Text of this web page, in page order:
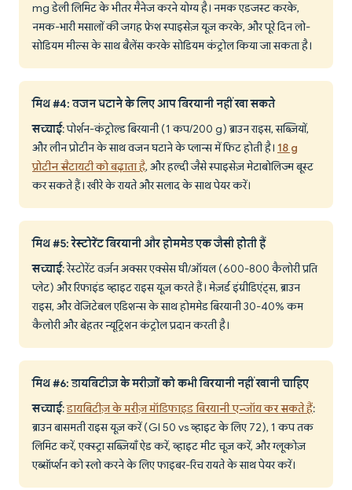
mg डेली लिमिट के भीतर मैनेज करने योग्य है। नमक एडजस्ट करके,
नमक-भारी मसालों की जगह फ्रेश स्पाइसेज़ यूज़ करके, और पूरे दिन लो-
सोडियम मील्स के साथ बैलेंस करके सोडियम कंट्रोल किया जा सकता है।
मिथ #4: वजन घटाने के लिए आप बिरयानी नहीं खा सकते
सच्चाई: पोर्शन-कंट्रोल्ड बिरयानी (1 कप/200 g) ब्राउन राइस, सब्ज़ियों,
और लीन प्रोटीन के साथ वजन घटाने के प्लान्स में फिट होती है। 18 g
प्रोटीन सैटायटी को बढ़ाता है, और हल्दी जैसे स्पाइसेज़ मेटाबोलिज्म बूस्ट
कर सकते हैं। खीरे के रायते और सलाद के साथ पेयर करें।
मिथ #5: रेस्टोरेंट बिरयानी और होममेड एक जैसी होती हैं
सच्चाई: रेस्टोरेंट वर्ज़न अक्सर एक्सेस घी/ऑयल (600-800 कैलोरी प्रति
प्लेट) और रिफाइंड व्हाइट राइस यूज़ करते हैं। मेज़र्ड इंग्रीडिएंट्स, ब्राउन
राइस, और वेजिटेबल एडिशन्स के साथ होममेड बिरयानी 30-40% कम
कैलोरी और बेहतर न्यूट्रिशन कंट्रोल प्रदान करती है।
मिथ #6: डायबिटीज़ के मरीज़ों को कभी बिरयानी नहीं खानी चाहिए
सच्चाई:डायबिटीज़ के मरीज़ मॉडिफाइड बिरयानी एन्जॉय कर सकते हैं:
ब्राउन बासमती राइस यूज़ करें (GI 50 vs व्हाइट के लिए 72), 1 कप तक
लिमिट करें, एक्स्ट्रा सब्ज़ियाँ ऐड करें, व्हाइट मीट चूज़ करें, और ग्लूकोज़
एब्सॉर्प्शन को स्लो करने के लिए फाइबर-रिच रायते के साथ पेयर करें।